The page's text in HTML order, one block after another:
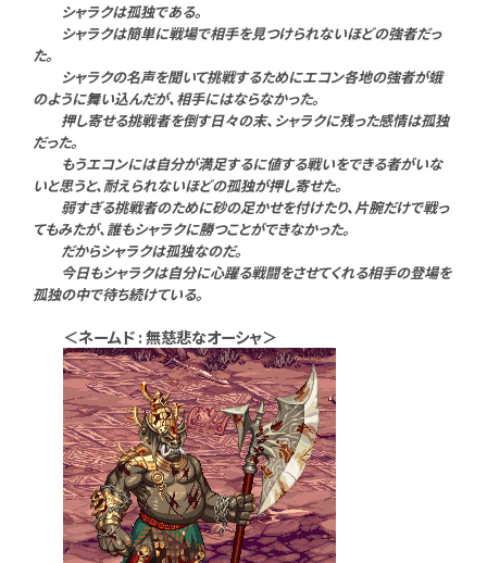
シャラクは孤独である。
シャラクは簡単に戦場で相手を見つけられないほどの強者だっ
た。
シャラクの名声を聞いて挑戦するためにエコン各地の強者が蛾
のように舞い込んだが、相手にはならなかった。
押し寄せる挑戦者を倒す日々の末、シャラクに残った感情は孤独
だった。
もうエコンには自分が満足するに値する戦いをできる者がいな
いと思うと、耐えられないほどの孤独が押し寄せた。
弱すぎる挑戦者のために砂の足かせを付けたり、片腕だけで戦っ
てもみたが、誰もシャラクに勝つことができなかった。
だからシャラクは孤独なのだ。
今日もシャラクは自分に心躍る戦闘をさせてくれる相手の登場を
孤独の中で待ち続けている。
＜ネームド : 無慈悲なオーシャ＞